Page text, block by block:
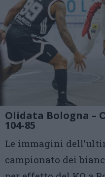
Olidata Bologna –
104-85
Le immagini
campionato dei